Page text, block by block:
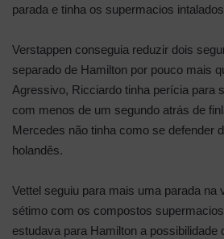
parada e tinha os supermacios
Verstappen conseguia reduzir dois
separado de Hamilton por pouco mais
Agressivo, Ricciardo tinha perícia para
com menos de um segundo atrás de
Mercedes não tinha como se defender
holandês.
Vettel seguiu para mais uma parada na
sétimo com os compostos
estudava para Hamilton a possibilidade